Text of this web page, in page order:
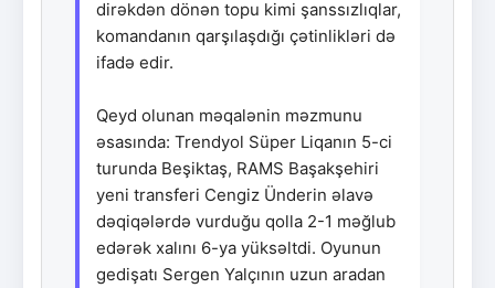
dirəkdən dönən topu kimi şanssızlıqlar,
komandanın qarşılaşdığı çətinlikləri də
ifadə edir.
Qeyd olunan məqalənin məzmunu
əsasında: Trendyol Süper Liqanın 5-ci
turunda Beşiktaş, RAMS Başakşehiri
yeni transferi Cengiz Ünderin əlavə
dəqiqələrdə vurduğu qolla 2-1 məğlub
edərək xalını 6-ya yüksəltdi. Oyunun
gedişatı Sergen Yalçının uzun aradan